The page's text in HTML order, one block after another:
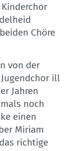
Chöre
von der
ill
Jahren
noch
einen
Miriam
richtige